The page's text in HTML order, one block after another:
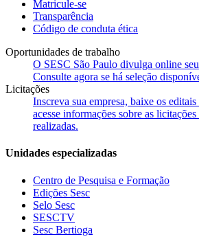
Matricule-se
Transparência
Código de conduta ética
Oportunidades de trabalho
O SESC São Paulo divulga online
Consulte agora se há seleção
Licitações
Inscreva sua empresa, baixe os editais
acesse informações sobre as
realizadas.
Unidades especializadas
Centro de Pesquisa e Formação
Edições Sesc
Selo Sesc
SESCTV
Sesc Bertioga